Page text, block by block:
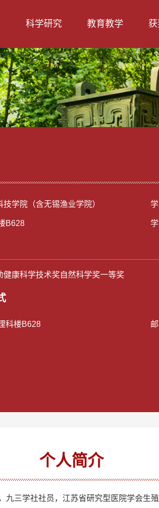
科学研究 教育教学
学院（含无锡渔业学院）
B628
康科学技术奖自然科学奖一等奖
科楼B628 邮
个人简介
三学社社员，江苏省研究型医院学会生